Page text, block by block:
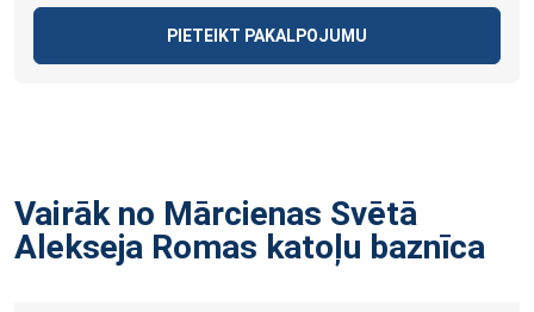
PIETEIKT PAKALPOJUMU
Vairāk no Mārcienas Svētā
Alekseja Romas katoļu baznīca